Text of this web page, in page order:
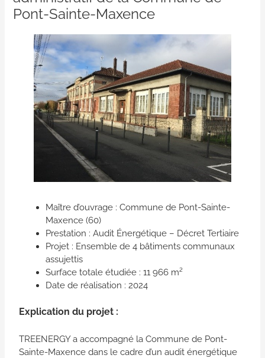
Pont-Sainte-Maxence
Maître d’ouvrage : Commune de Pont-Sainte-
Maxence (60)
Prestation : Audit Énergétique – Décret Tertiaire
Projet : Ensemble de 4 bâtiments communaux
assujettis
Surface totale étudiée : 11 966 m²
Date de réalisation : 2024
Explication du projet :
TREENERGY a accompagné la Commune de Pont-
Sainte-Maxence dans le cadre d’un audit énergétique